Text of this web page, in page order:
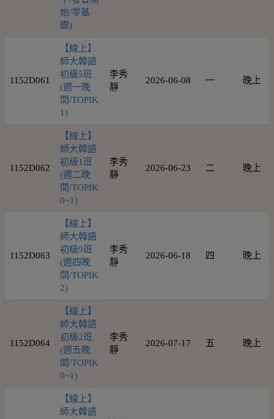
始/零基
礎)
1152D061
【線上】
師大韓語
初級5班
(週一晚
間/TOPIK
1)
李秀
靜
2026-06-08 一 晚上
1152D062
【線上】
師大韓語
初級1班
(週二晚
間/TOPIK
0~1)
李秀
靜
2026-06-23 二 晚上
1152D063
【線上】
師大韓語
初級9班
(週四晚
間/TOPIK
2)
李秀
靜
2026-06-18 四 晚上
1152D064
【線上】
師大韓語
初級2班
(週五晚
間/TOPIK
0~1)
李秀
靜
2026-07-17 五 晚上
【線上】
師大韓語